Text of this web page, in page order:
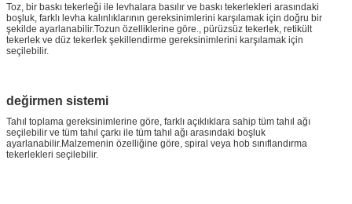
Toz, bir baskı tekerleği ile levhalara basılır ve baskı tekerlekleri arasındaki
boşluk, farklı levha kalınlıklarının gereksinimlerini karşılamak için doğru bir
şekilde ayarlanabilir.Tozun özelliklerine göre., pürüzsüz tekerlek, retikült
tekerlek ve düz tekerlek şekillendirme gereksinimlerini karşılamak için
seçilebilir.
değirmen sistemi
Tahıl toplama gereksinimlerine göre, farklı açıklıklara sahip tüm tahıl ağı
seçilebilir ve tüm tahıl çarkı ile tüm tahıl ağı arasındaki boşluk
ayarlanabilir.Malzemenin özelliğine göre, spiral veya hob sınıflandırma
tekerlekleri seçilebilir.